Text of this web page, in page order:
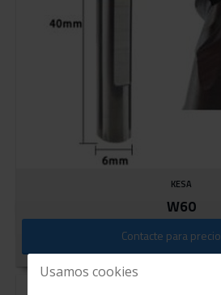
KESA
W60
Contacte para precio
Usamos cookies